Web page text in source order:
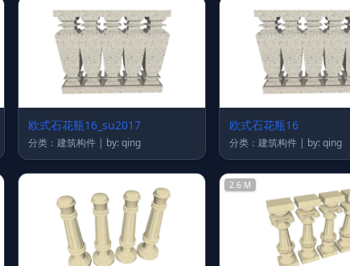
欧式石花瓶16_su2017
分类：建筑构件 | by: qing
欧式石花瓶16
分类：建筑构件 | by: qing
2.6 M